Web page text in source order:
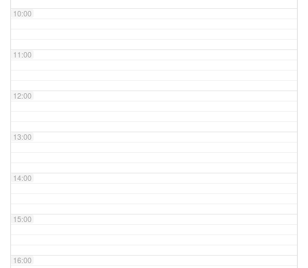
10:00
11:00
12:00
13:00
14:00
15:00
16:00